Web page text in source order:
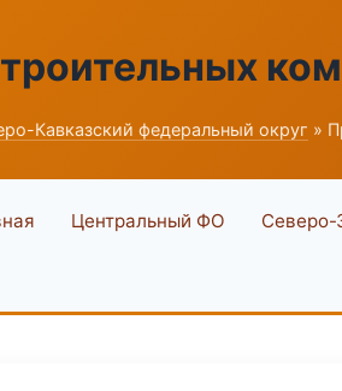
Кавказский федеральный округ »
Центральный ФО